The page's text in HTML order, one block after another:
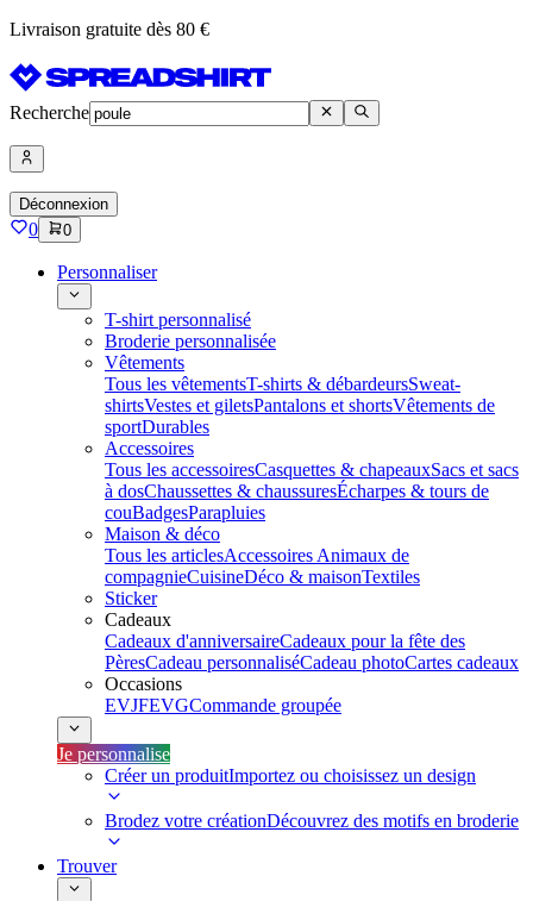
Livraison gratuite dès 80 €
Recherche
Déconnexion
0 0
Personnaliser
T-shirt personnalisé
Broderie personnalisée
Vêtements
Tous les vêtementsT-shirts & débardeursSweat-
shirtsVestes et giletsPantalons et shortsVêtements de
sportDurables
Accessoires
Tous les accessoiresCasquettes & chapeauxSacs et sacs
à dosChaussettes & chaussuresÉcharpes & tours de
couBadgesParapluies
Maison & déco
Tous les articlesAccessoires Animaux de
compagnieCuisineDéco & maisonTextiles
Sticker
Cadeaux
Cadeaux d'anniversaireCadeaux pour la fête des
PèresCadeau personnaliséCadeau photoCartes cadeaux
Occasions
EVJFEVGCommande groupée
Je personnalise
Créer un produitImportez ou choisissez un design
Brodez votre créationDécouvrez des motifs en broderie
Trouver